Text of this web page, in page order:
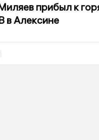
прибыл к
в Алексине